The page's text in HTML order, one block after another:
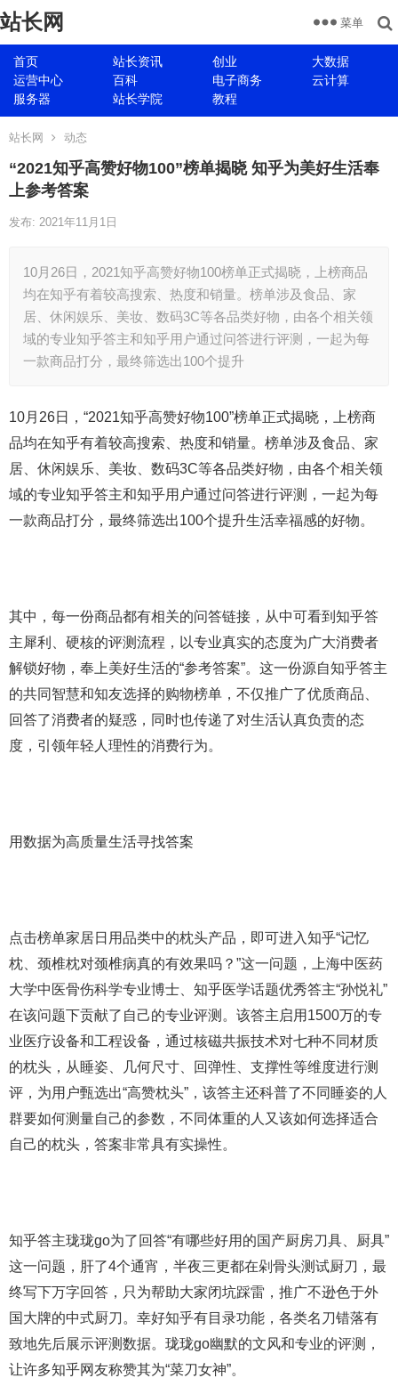
站长网
首页 站长资讯 创业
大数据
运营中心
百科 电子商务
云计算
服务器
站长学院 教程
菜单
站长网 动态
“2021知乎高赞好物100”榜单揭晓 知乎为美好生活奉
上参考答案
发布: 2021年11月1日
10月26日，2021知乎高赞好物100榜单正式揭晓，上榜商品
均在知乎有着较高搜索、热度和销量。榜单涉及食品、家
居、休闲娱乐、美妆、数码3C等各品类好物，由各个相关领
域的专业知乎答主和知乎用户通过问答进行评测，一起为每
一款商品打分，最终筛选出100个提升
10月26日，“2021知乎高赞好物100”榜单正式揭晓，上榜商
品均在知乎有着较高搜索、热度和销量。榜单涉及食品、家
居、休闲娱乐、美妆、数码3C等各品类好物，由各个相关领
域的专业知乎答主和知乎用户通过问答进行评测，一起为每
一款商品打分，最终筛选出100个提升生活幸福感的好物。
其中，每一份商品都有相关的问答链接，从中可看到知乎答
主犀利、硬核的评测流程，以专业真实的态度为广大消费者
解锁好物，奉上美好生活的“参考答案”。这一份源自知乎答主
的共同智慧和知友选择的购物榜单，不仅推广了优质商品、
回答了消费者的疑惑，同时也传递了对生活认真负责的态
度，引领年轻人理性的消费行为。
用数据为高质量生活寻找答案
点击榜单家居日用品类中的枕头产品，即可进入知乎“记忆
枕、颈椎枕对颈椎病真的有效果吗？”这一问题，上海中医药
大学中医骨伤科学专业博士、知乎医学话题优秀答主“孙悦礼”
在该问题下贡献了自己的专业评测。该答主启用1500万的专
业医疗设备和工程设备，通过核磁共振技术对七种不同材质
的枕头，从睡姿、几何尺寸、回弹性、支撑性等维度进行测
评，为用户甄选出“高赞枕头”，该答主还科普了不同睡姿的人
群要如何测量自己的参数，不同体重的人又该如何选择适合
自己的枕头，答案非常具有实操性。
知乎答主珑珑go为了回答“有哪些好用的国产厨房刀具、厨具”
这一问题，肝了4个通宵，半夜三更都在剁骨头测试厨刀，最
终写下万字回答，只为帮助大家闭坑踩雷，推广不逊色于外
国大牌的中式厨刀。幸好知乎有目录功能，各类名刀错落有
致地先后展示评测数据。珑珑go幽默的文风和专业的评测，
让许多知乎网友称赞其为“菜刀女神”。